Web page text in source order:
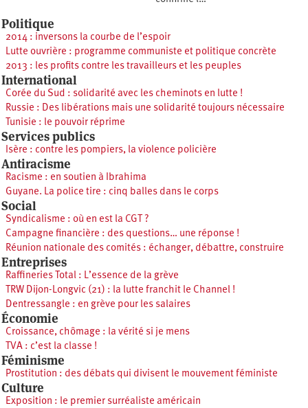
Politique
2014 : inversons la courbe de l’espoir
Lutte ouvrière : programme communiste et politique concrète
2013 : les profits contre les travailleurs et les peuples
International
Corée du Sud : solidarité avec les cheminots en lutte !
Russie : Des libérations mais une solidarité toujours nécessaire
Tunisie : le pouvoir réprime
Services publics
Isère : contre les pompiers, la violence policière
Antiracisme
Racisme : en soutien à Ibrahima
Guyane. La police tire : cinq balles dans le corps
Social
Syndicalisme : où en est la CGT ?
Campagne financière : des questions… une réponse !
Réunion nationale des comités : échanger, débattre, construire
Entreprises
Raffineries Total : L’essence de la grève
TRW Dijon-Longvic (21) : la lutte franchit le Channel !
Dentressangle : en grève pour les salaires
Économie
Croissance, chômage : la vérité si je mens
TVA : c’est la classe !
Féminisme
Prostitution : des débats qui divisent le mouvement féministe
Culture
Exposition : le premier surréaliste américain